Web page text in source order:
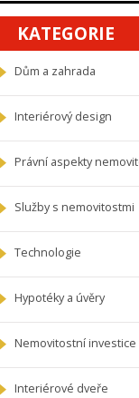
KATEGORIE
Dům a zahrada
Interiérový design
Právní aspekty
Služby s nemovitostmi
Technologie
Hypotéky a úvěry
Nemovitostní investice
Interiérové dveře